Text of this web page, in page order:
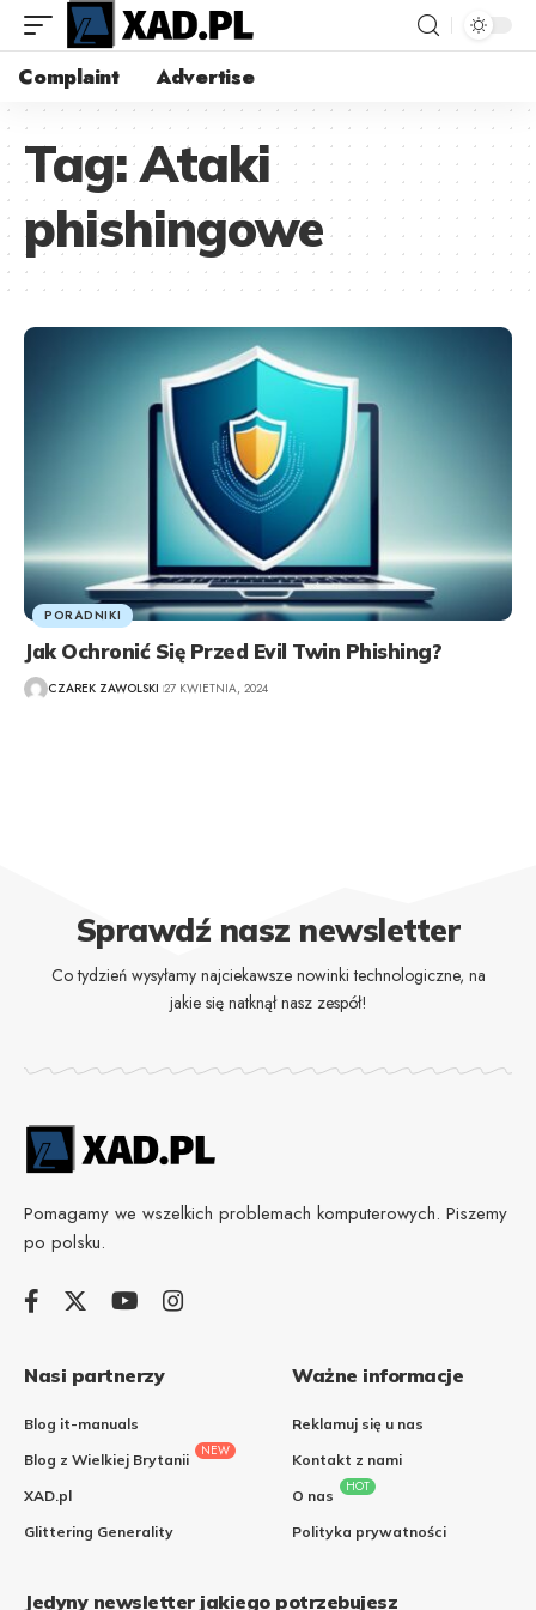
Complaint Advertise
Tag:Ataki
phishingowe
PORADNIKI
Jak Ochronić Się Przed Evil Twin Phishing?
CZAREK ZAWOLSKI 27 KWIETNIA, 2024
Sprawdź nasz newsletter
Co tydzień wysyłamy najciekawsze nowinki technologiczne, na
jakie się natknął nasz zespół!
Pomagamy we wszelkich problemach komputerowych. Piszemy
po polsku.
Nasi partnerzy
Blog it-manuals
Blog z Wielkiej Brytanii
NEW
XAD.pl
Glittering Generality
Ważne informacje
Reklamuj się u nas
Kontakt z nami
O nas
HOT
Polityka prywatności
Jedyny newsletter jakiego potrzebujesz